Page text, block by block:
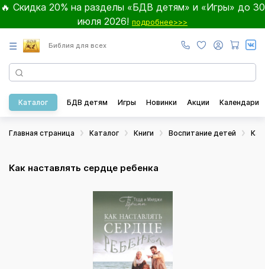
🔥 Скидка 20% на разделы «БДВ детям» и «Игры» до 30
июля 2026! подробнее>>>
☰ Библия для всех
Каталог БДВ детям Игры Новинки Акции Календари
Главная страница Каталог Книги Воспитание детей
Как наставлять сердце ребенка